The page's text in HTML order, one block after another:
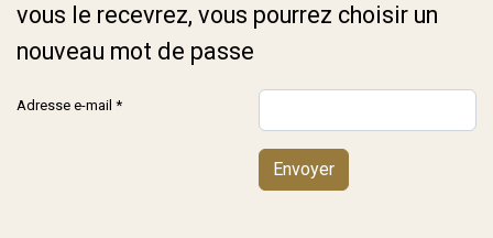
vous le recevrez, vous pourrez choisir un
nouveau mot de passe
Adresse e-mail *
Envoyer